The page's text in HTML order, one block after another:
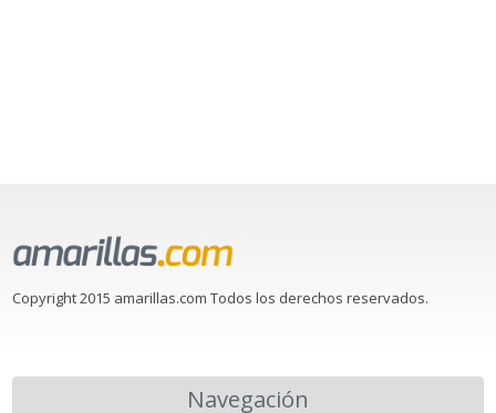
Copyright 2015 amarillas.com Todos los derechos reservados.
Navegación